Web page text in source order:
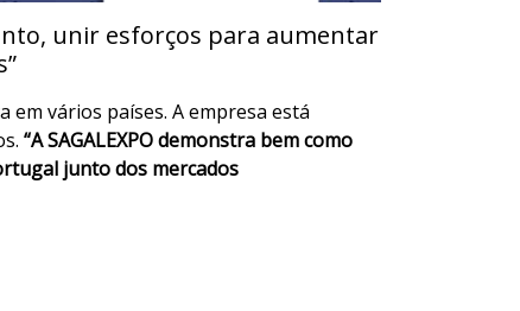
unir esforços para aumentar
em vários países. A empresa está
“A SAGALEXPO demonstra bem como
junto dos mercados